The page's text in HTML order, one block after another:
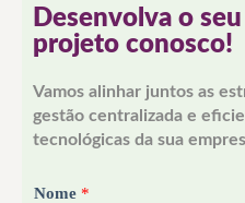
Desenvolva o seu
projeto conosco!
Vamos alinhar juntos as
gestão centralizada e
tecnológicas da sua
Nome *